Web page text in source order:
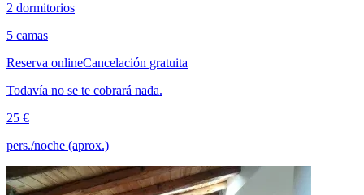
2 dormitorios
5 camas
Reserva onlineCancelación gratuita
Todavía no se te cobrará nada.
25 €
pers./noche (aprox.)